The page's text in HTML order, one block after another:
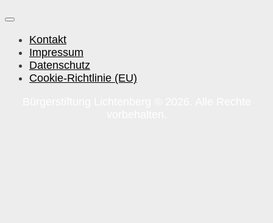
Kontakt
Impressum
Datenschutz
Cookie-Richtlinie (EU)